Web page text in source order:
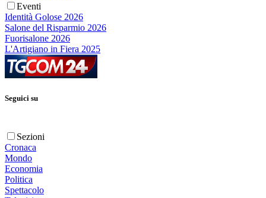
Eventi
Identità Golose 2026
Salone del Risparmio 2026
Fuorisalone 2026
L'Artigiano in Fiera 2025
Seguici su
Sezioni
Cronaca
Mondo
Economia
Politica
Spettacolo